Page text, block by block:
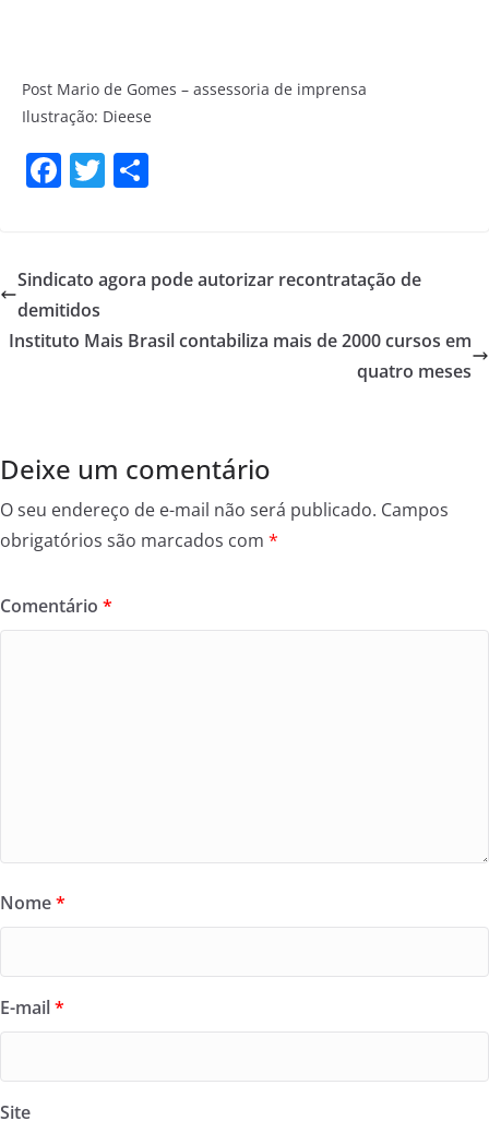
Post Mario de Gomes – assessoria de imprensa
Ilustração: Dieese
F
e
b
o
T
er e
Sindicato agora pode autorizar recontratação de
demitidos
Instituto Mais Brasil contabiliza mais de 2000 cursos em
quatro meses
Deixe um comentário
O seu endereço de e-mail não será publicado. Campos
obrigatórios são marcados com *
Comentário *
Nome*
E-mail*
Site